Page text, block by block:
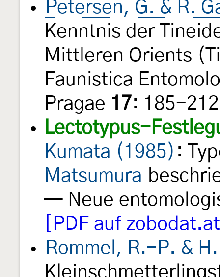
Petersen, G. & R.
Kenntnis der
Mittleren Orients
Faunistica
Pragae 17: 185-
Lectotypus-
Kumata (1985) :
Matsumura
— Neue
[PDF auf
Rommel, R.-P. &